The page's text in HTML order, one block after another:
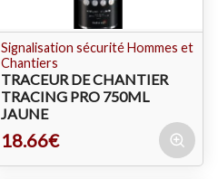
Signalisation sécurité Hommes et
Chantiers
TRACEUR DE CHANTIER
TRACING PRO 750ML
JAUNE
18.66€